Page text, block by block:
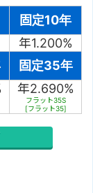
固定10年
年1.200%
固定35年
年2.690%
フラット35S
[フラット35]